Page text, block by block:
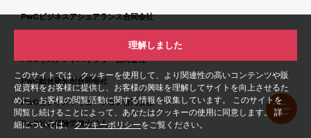
このサイトでは、クッキーを使用して、より関連性の高いコンテンツや販
促資料をお客様に提供し、お客様の興味を理解してサイトを向上させるた
めに、お客様の閲覧活動に関する情報を収集しています。 このサイトを
閲覧し続けることによって、あなたはクッキーの使用に同意します。 詳
細については、クッキーポリシーをご覧ください。
理解しました
PwCビジネスアシュアランス合同会社
PwCリスクアドバイザリー合同会社
PwC総合研究所合同会社
PwCビジネスソリューション合同会社
PwC社会保険労務士法人